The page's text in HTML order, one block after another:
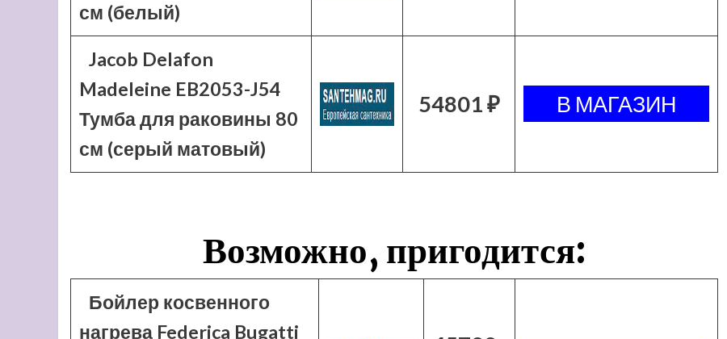
см (белый)
Jacob Delafon
Madeleine EB2053-J54
Тумба для раковины 80
см (серый матовый)
54801 ₽
Возможно, пригодится:
Бойлер косвенного
нагрева Federica Bugatti